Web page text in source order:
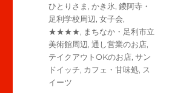
ー
ひとりさま,かき氷,鑁阿寺・
足利学校周辺,女子会,
★★★★, まちなか・足利市立
美術館周辺,通し営業のお店,
テイクアウトOKのお店,サン
ドイッチ, カフェ・甘味処, ス
イーツ